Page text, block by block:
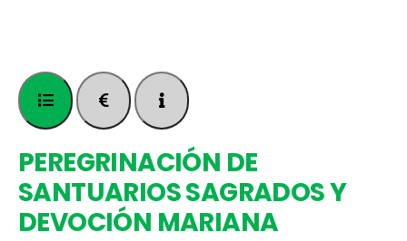
PEREGRINACIÓN DE
SANTUARIOS SAGRADOS Y
DEVOCIÓN MARIANA